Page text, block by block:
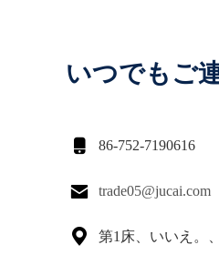
いつでもご
 86-752-7190616
 trade05@jucai.com

第1床、いいえ。